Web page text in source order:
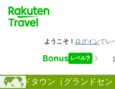
ミッドタウン（グランドセ
海外